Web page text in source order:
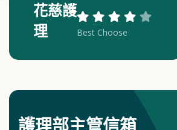
花慈護
理
Best Choose
護理部主管信箱